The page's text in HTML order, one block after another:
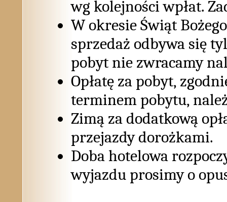
wg kolejności wpłat.
W okresie Świąt
sprzedaż odbywa się
pobyt nie zwracamy
Opłatę za pobyt,
terminem pobytu,
Zimą za dodatkową
przejazdy dorożkami.
Doba hotelowa
wyjazdu prosimy o